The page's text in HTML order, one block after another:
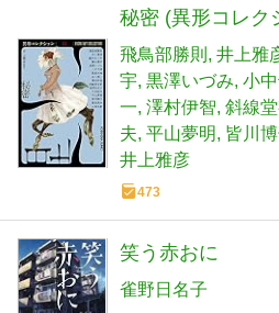
秘密 (異形コレク
飛鳥部勝則 井上雅
宇 黒澤いづみ 小
一 澤村伊智 斜線
夫 平山夢明 皆川
井上雅彦
473
笑う赤おに
雀野日名子